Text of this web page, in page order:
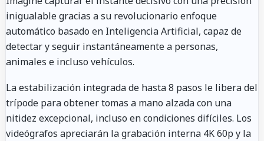
inigualable gracias a su revolucionario enfoque
automático basado en Inteligencia Artificial, capaz de
detectar y seguir instantáneamente a personas,
animales e incluso vehículos.
La estabilización integrada de hasta 8 pasos le libera del
trípode para obtener tomas a mano alzada con una
nitidez excepcional, incluso en condiciones difíciles. Los
videógrafos apreciarán la grabación interna 4K 60p y la